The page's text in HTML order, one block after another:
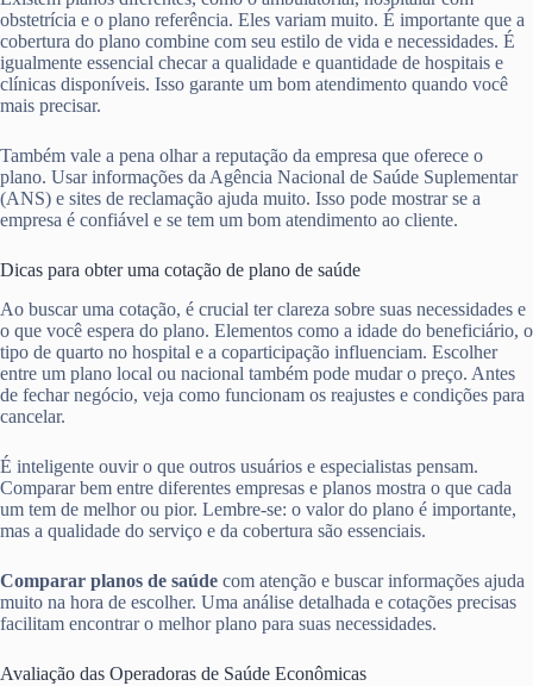
obstetrícia e o plano referência. Eles variam muito. É importante que a
cobertura do plano combine com seu estilo de vida e necessidades. É
igualmente essencial checar a qualidade e quantidade de hospitais e
clínicas disponíveis. Isso garante um bom atendimento quando você
mais precisar.
Também vale a pena olhar a reputação da empresa que oferece o
plano. Usar informações da Agência Nacional de Saúde Suplementar
(ANS) e sites de reclamação ajuda muito. Isso pode mostrar se a
empresa é confiável e se tem um bom atendimento ao cliente.
Dicas para obter uma cotação de plano de saúde
Ao buscar uma cotação, é crucial ter clareza sobre suas necessidades e
o que você espera do plano. Elementos como a idade do beneficiário, o
tipo de quarto no hospital e a coparticipação influenciam. Escolher
entre um plano local ou nacional também pode mudar o preço. Antes
de fechar negócio, veja como funcionam os reajustes e condições para
cancelar.
É inteligente ouvir o que outros usuários e especialistas pensam.
Comparar bem entre diferentes empresas e planos mostra o que cada
um tem de melhor ou pior. Lembre-se: o valor do plano é importante,
mas a qualidade do serviço e da cobertura são essenciais.
Comparar planos de saúde com atenção e buscar informações ajuda
muito na hora de escolher. Uma análise detalhada e cotações precisas
facilitam encontrar o melhor plano para suas necessidades.
Avaliação das Operadoras de Saúde Econômicas